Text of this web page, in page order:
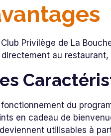
Club Privilège de La
directement au
fonctionnement du
en cadeau de
utilisables à